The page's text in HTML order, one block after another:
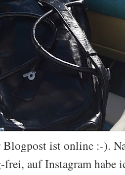
ist online :-).
auf Instagram habe